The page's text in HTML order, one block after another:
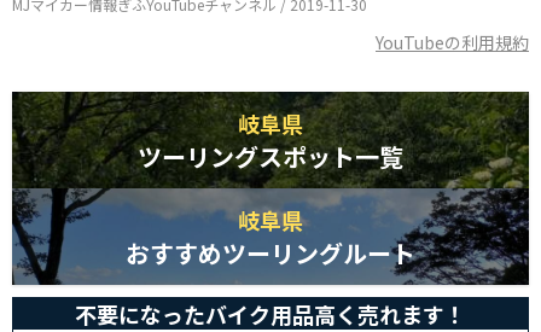
MJマイカー情報ぎふYouTubeチャンネル / 2019-11-30
YouTubeの利用規約
岐阜県
ツーリングスポット一覧
岐阜県
おすすめツーリングルート
不要になったバイク用品高く売れます！